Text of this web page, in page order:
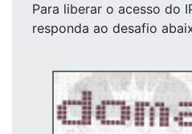
Para liberar o acesso do
responda ao desafio